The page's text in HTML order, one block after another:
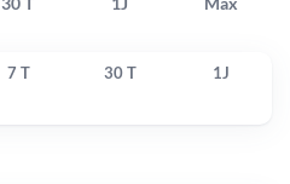
7 T 30 T 1J